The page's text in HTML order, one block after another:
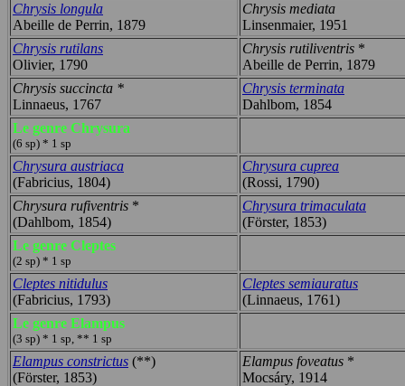
Chrysis longula
Abeille de Perrin, 1879
Chrysis mediata
Linsenmaier, 1951
Chrysis rutilans
Olivier, 1790
Chrysis rutiliventris *
Abeille de Perrin, 1879
Chrysis succincta *
Linnaeus, 1767
Chrysis terminata
Dahlbom, 1854
Le genre Chrysura
(6 sp) * 1 sp
Chrysura austriaca
(Fabricius, 1804)
Chrysura cuprea
(Rossi, 1790)
Chrysura rufiventris *
(Dahlbom, 1854)
Chrysura trimaculata
(Förster, 1853)
Le genre Cleptes
(2 sp) * 1 sp
Cleptes nitidulus
(Fabricius, 1793)
Cleptes semiauratus
(Linnaeus, 1761)
Le genre Elampus
(3 sp) * 1 sp, ** 1 sp
Elampus constrictus (**)
(Förster, 1853)
Elampus foveatus *
Mocsáry, 1914